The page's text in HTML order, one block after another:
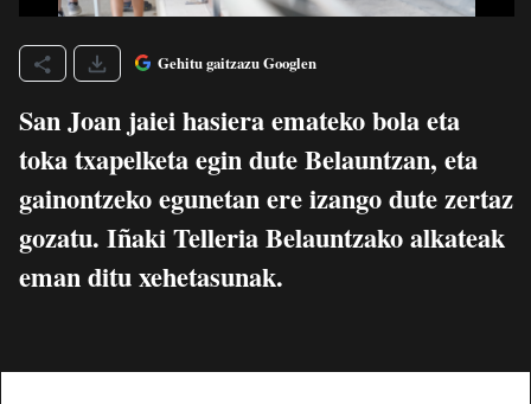
Gehitu gaitzazu Googlen
San Joan jaiei hasiera emateko bola eta
toka txapelketa egin dute Belauntzan, eta
gainontzeko egunetan ere izango dute zertaz
gozatu. Iñaki Telleria Belauntzako alkateak
eman ditu xehetasunak.